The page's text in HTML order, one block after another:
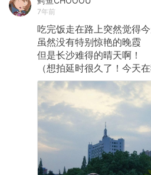
7年前
吃完饭走在路上突然觉得
虽然没有特别惊艳的晚霞
但是长沙难得的晴天啊！
（想拍延时很久了！今天